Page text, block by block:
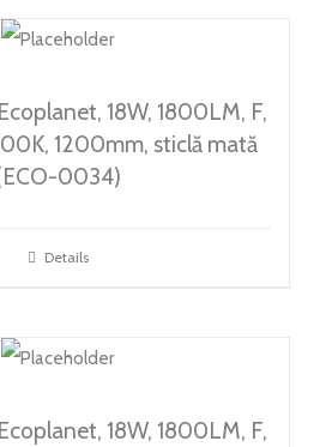
18W, 1800LM, F,
1200mm, sticlă mată
0034)
Details
18W, 1800LM, F,